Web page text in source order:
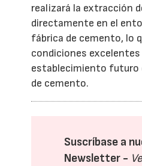
realizará la extracción
directamente en el
fábrica de cemento, lo
condiciones excelentes
establecimiento futuro
de cemento.
Suscríbase a
Newsletter -